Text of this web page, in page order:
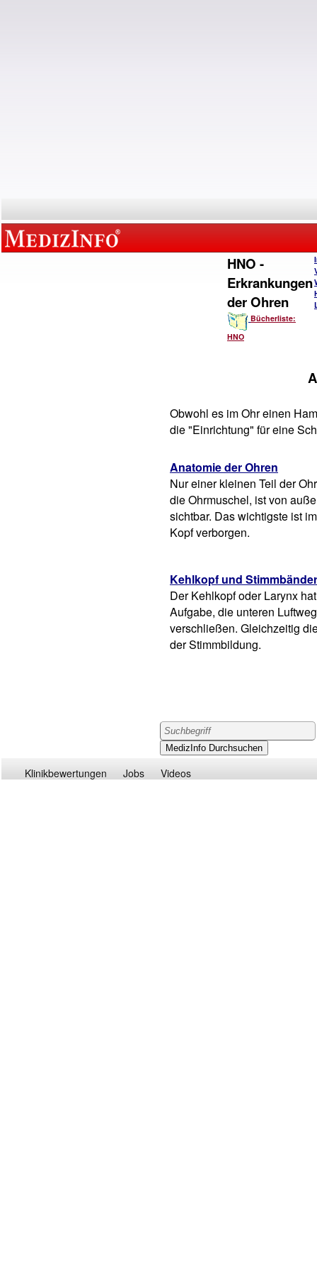
HNO -
Erkrankungen
der Ohren
Bücherliste:
HNO
Obwohl es im Ohr einen
die "Einrichtung" für eine
Anatomie der Ohren
Nur einer kleinen Teil der
die Ohrmuschel, ist von
sichtbar. Das wichtigste ist im
Kopf verborgen.
Kehlkopf und Stimmbänder
Der Kehlkopf oder Larynx
Aufgabe, die unteren
verschließen. Gleichzeitig
der Stimmbildung.
Klinikbewertungen Jobs Videos